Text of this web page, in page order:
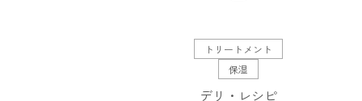
トリートメント
保湿
デリ・レシピ